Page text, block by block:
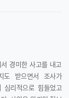
경미한 사고를 내고
도 받으면서 조사가
리적으로 힘들었고